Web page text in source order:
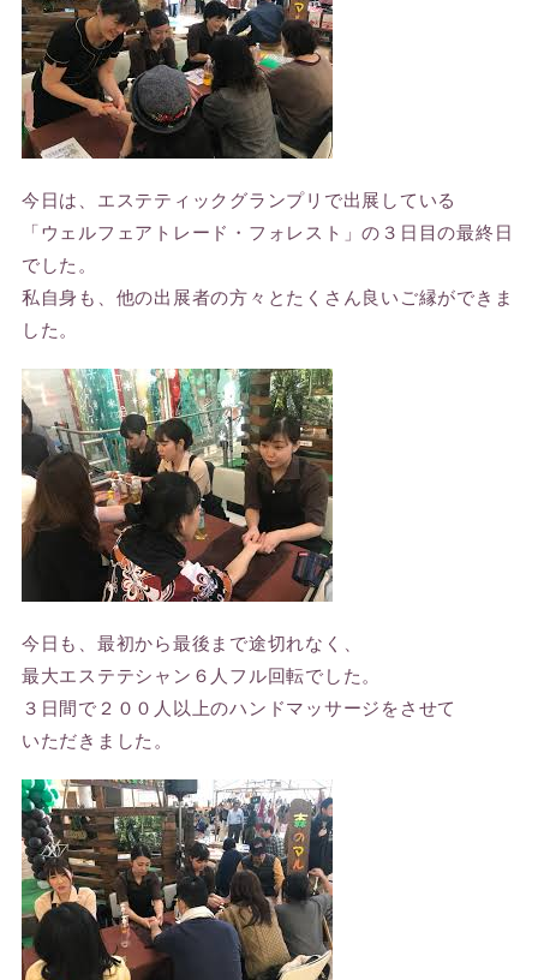
今日は、エステティックグランプリで出展している
「ウェルフェアトレード・フォレスト」の３日目の最終日
でした。
私自身も、他の出展者の方々とたくさん良いご縁ができま
した。
今日も、最初から最後まで途切れなく、
最大エステテシャン６人フル回転でした。
３日間で２００人以上のハンドマッサージをさせて
いただきました。